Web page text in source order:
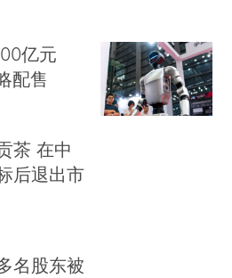
亿元
配售
茶 在中
后退出市
名股东被